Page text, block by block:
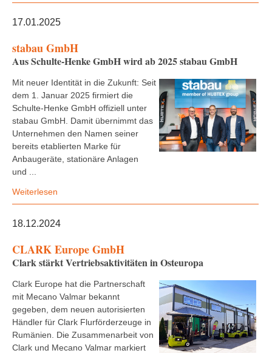
17.01.2025
stabau GmbH
Aus Schulte-Henke GmbH wird ab 2025 stabau GmbH
Mit neuer Identität in die Zukunft: Seit
dem 1. Januar 2025 firmiert die
Schulte-Henke GmbH offiziell unter
stabau GmbH. Damit übernimmt das
Unternehmen den Namen seiner
bereits etablierten Marke für
Anbaugeräte, stationäre Anlagen
und ...
Weiterlesen
18.12.2024
CLARK Europe GmbH
Clark stärkt Vertriebsaktivitäten in Osteuropa
Clark Europe hat die Partnerschaft
mit Mecano Valmar bekannt
gegeben, dem neuen autorisierten
Händler für Clark Flurförderzeuge in
Rumänien. Die Zusammenarbeit von
Clark und Mecano Valmar markiert